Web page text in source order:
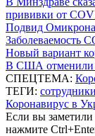
прививки от
Подвид Омикрона
Заболеваемость
Новый вариант
В США отменили
СПЕЦТЕМА:
ТЕГИ: сотрудники
Коронавирус в
Если вы
нажмите